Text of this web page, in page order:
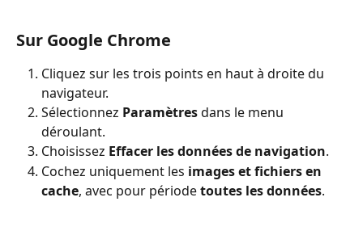
Sur Google Chrome
Cliquez sur les trois points en haut à droite du
navigateur.
Sélectionnez Paramètres dans le menu
déroulant.
Choisissez Effacer les données de navigation.
Cochez uniquement les images et fichiers en
cache, avec pour période toutes les données.